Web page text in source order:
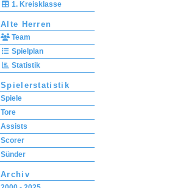
1. Kreisklasse
Alte Herren
Team
Spielplan
Statistik
Spielerstatistik
Spiele
Tore
Assists
Scorer
Sünder
Archiv